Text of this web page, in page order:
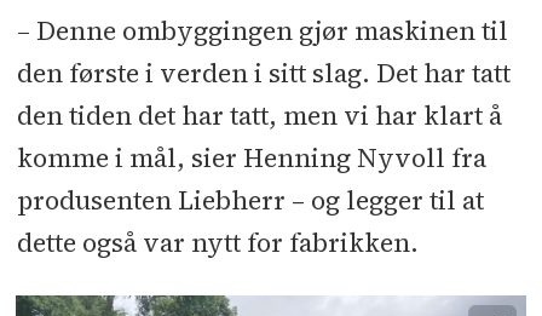
– Denne ombyggingen gjør maskinen til
den første i verden i sitt slag. Det har tatt
den tiden det har tatt, men vi har klart å
komme i mål, sier Henning Nyvoll fra
produsenten Liebherr – og legger til at
dette også var nytt for fabrikken.